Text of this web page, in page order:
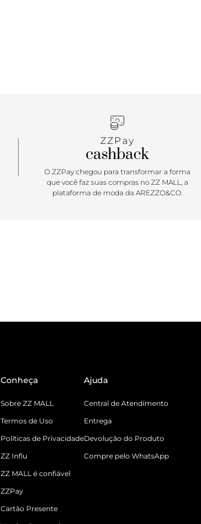
ZZPay
cashback
O ZZPay chegou para transformar a forma
que você faz suas compras no ZZ MALL, a
plataforma de moda da AREZZO&CO.
Conheça
Sobre ZZ MALL
Termos de Uso
Políticas de Privacidade
ZZ Influ
ZZ MALL é confiável
ZZPay
Cartão Presente
Ajuda
Central de Atendimento
Entrega
Devolução do Produto
Compre pelo WhatsApp